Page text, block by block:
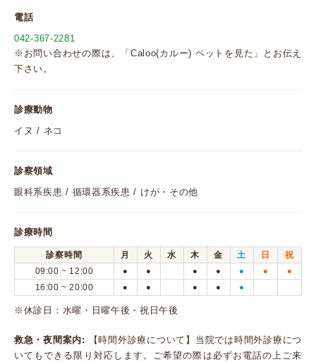
電話
042-367-2281
※お問い合わせの際は、「Caloo(カルー) ペットを見た」とお伝え
下さい。
診療動物
イヌ / ネコ
診察領域
眼科系疾患 / 循環器系疾患 / けが・その他
診療時間
診察時間 月 火 水 木 金 土 日
祝
09:00 ~ 12:00
● ● ● ● ● ● ●
16:00 ~ 20:00 ● ● ● ● ●
※休診日：水曜・日曜午後・祝日午後
救急・夜間案内:
【時間外診療について】当院では時間外診療につ
いてもできる限り対応します。ご希望の際は必ずお電話の上ご来